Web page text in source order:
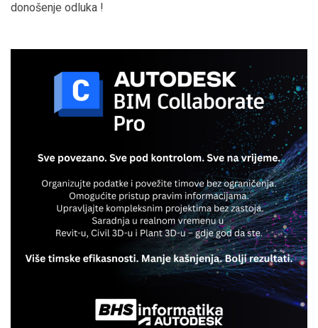
donošenje odluka !